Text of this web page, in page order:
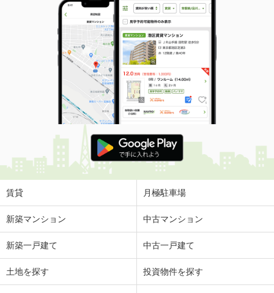
賃貸 月極駐車場
新築マンション 中古マンション
新築一戸建て 中古一戸建て
土地を探す 投資物件を探す